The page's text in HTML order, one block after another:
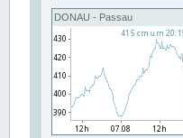
DONAU - Passau